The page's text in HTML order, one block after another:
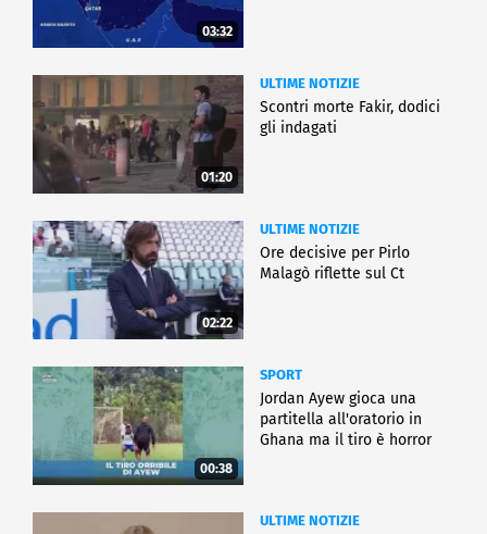
03:32
01:20
ULTIME NOTIZIE
Scontri morte Fakir, dodici
gli indagati
02:22
ULTIME NOTIZIE
Ore decisive per Pirlo
Malagò riflette sul Ct
00:38
SPORT
Jordan Ayew gioca una
partitella all'oratorio in
Ghana ma il tiro è horror
ULTIME NOTIZIE